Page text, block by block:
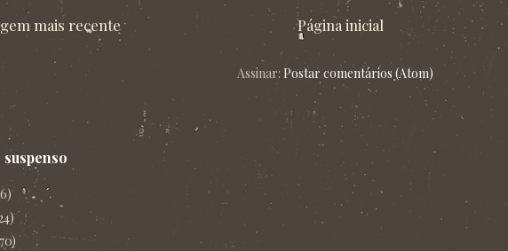
mais recente Página inicial
Assinar: Postar comentários (Atom)